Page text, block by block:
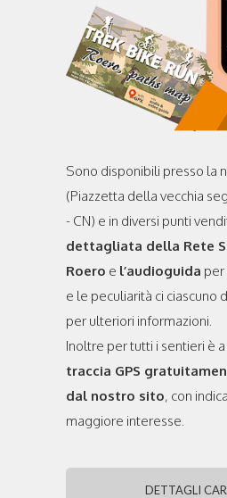
Sono disponibili presso la
(Piazzetta della vecchia
- CN) e in diversi punti
dettagliata della Rete
Roero e l’audioguida per
e le peculiarità ci ciascuno
per ulteriori informazioni.
Inoltre per tutti i sentieri è
traccia GPS
dal nostro sito, con
maggiore interesse.
DETTAGLI